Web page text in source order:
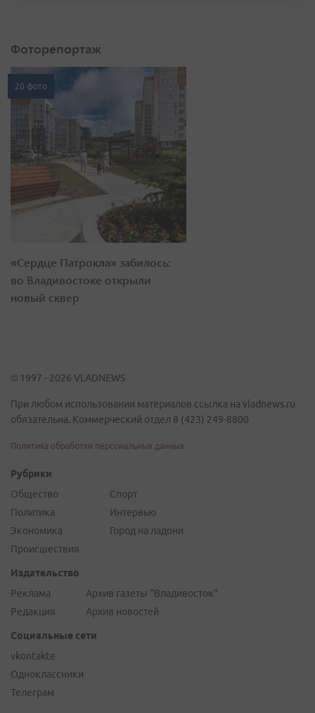
Фоторепортаж
20 фото
«Сердце Патрокла» забилось:
во Владивостоке открыли
новый сквер
© 1997 - 2026 VLADNEWS
При любом использовании материалов ссылка на vladnews.ru
обязательна. Коммерческий отдел 8 (423) 249-8800
Политика обработки персональных данных
Рубрики
Общество
Политика
Экономика
Происшествия
Спорт
Интервью
Город на ладони
Издательство
Реклама
Редакция
Архив газеты "Владивосток"
Архив новостей
Социальные сети
vkontakte
Одноклассники
Телеграм